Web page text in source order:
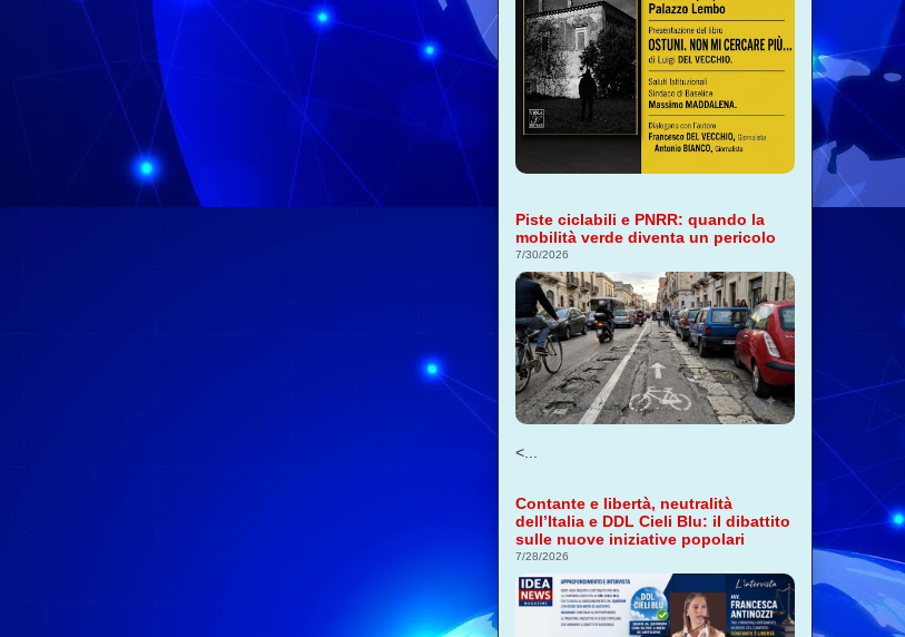
Piste ciclabili e PNRR: quando la
mobilità verde diventa un pericolo
7/30/2026
<...
Contante e libertà, neutralità
dell’Italia e DDL Cieli Blu: il dibattito
sulle nuove iniziative popolari
7/28/2026